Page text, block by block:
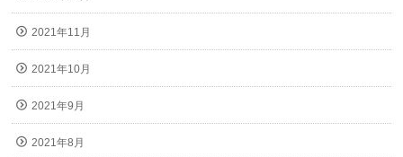
2021年11月
2021年10月
2021年9月
2021年8月